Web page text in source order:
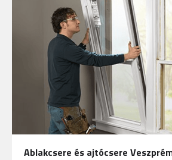
Ablakcsere és ajtócsere